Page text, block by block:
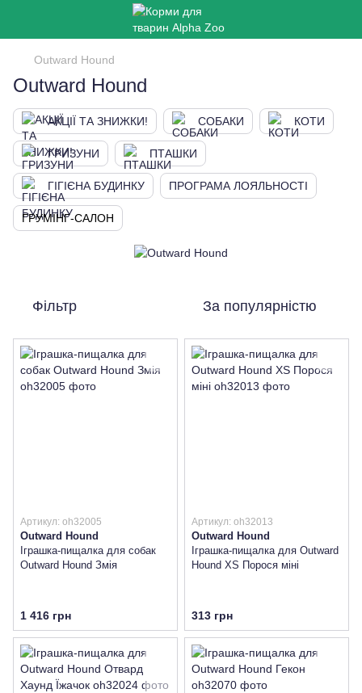
Outward Hound
Outward Hound
АКЦІЇ ТА ЗНИЖКИ! СОБАКИ КОТИ
ГРИЗУНИ ПТАШКИ
ГІГІЄНА БУДИНКУ ПРОГРАМА ЛОЯЛЬНОСТІ
ГРУМІНГ-САЛОН
Фільтр За популярністю
Артикул: oh32005
Outward Hound
Іграшка-пищалка для собак
Outward Hound Змія
1 416 грн
Артикул: oh32013
Outward Hound
Іграшка-пищалка для Outward
Hound XS Порося міні
313 грн